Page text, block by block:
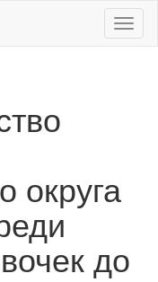
округа
до